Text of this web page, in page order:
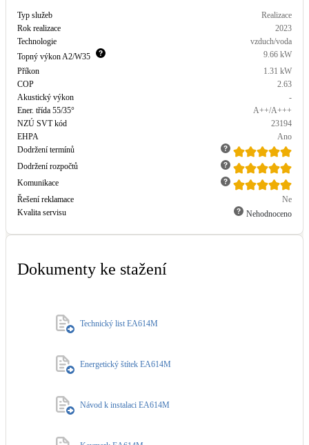
Typ služeb
Realizace
Rok realizace
2023
Technologie
vzduch/voda
Topný výkon A2/W35 9.66 kW
Příkon
1.31 kW
COP
2.63
Akustický výkon
-
Ener. třída 55/35°
A++/A+++
NZÚ SVT kód
23194
EHPA
Ano
Dodržení termínů
Dodržení rozpočtů
Komunikace
Řešení reklamace
Ne
Kvalita servisu
Nehodnoceno
Dokumenty ke stažení
Technický list EA614M
Energetický štítek EA614M
Návod k instalaci EA614M